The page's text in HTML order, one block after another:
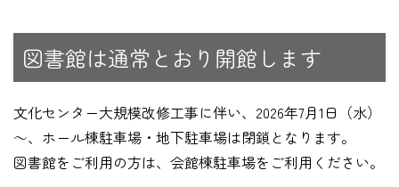
図書館は通常とおり開館します
文化センター大規模改修工事に伴い、2026年7月1日（水）
～、ホール棟駐車場・地下駐車場は閉鎖となります。
図書館をご利用の方は、会館棟駐車場をご利用ください。